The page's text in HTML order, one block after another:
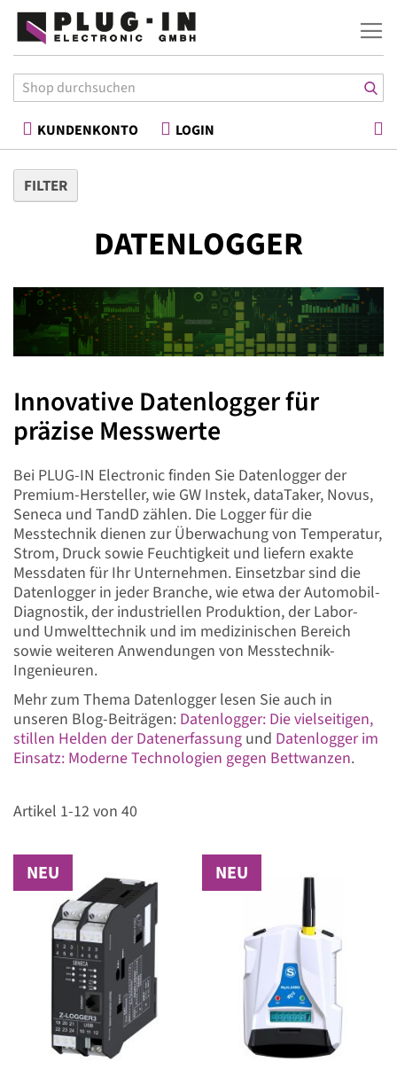
KUNDENKONTO LOGIN
DATENLOGGER
Innovative Datenlogger für
präzise Messwerte
Bei PLUG-IN Electronic finden Sie Datenlogger der
Premium-Hersteller, wie GW Instek, dataTaker, Novus,
Seneca und TandD zählen. Die Logger für die
Messtechnik dienen zur Überwachung von Temperatur,
Strom, Druck sowie Feuchtigkeit und liefern exakte
Messdaten für Ihr Unternehmen. Einsetzbar sind die
Datenlogger in jeder Branche, wie etwa der Automobil-
Diagnostik, der industriellen Produktion, der Labor-
und Umwelttechnik und im medizinischen Bereich
sowie weiteren Anwendungen von Messtechnik-
Ingenieuren.
Mehr zum Thema Datenlogger lesen Sie auch in
unseren Blog-Beiträgen: Datenlogger: Die vielseitigen,
stillen Helden der Datenerfassung und Datenlogger im
Einsatz: Moderne Technologien gegen Bettwanzen.
Artikel 1-12 von 40
NEU NEU
FILTER